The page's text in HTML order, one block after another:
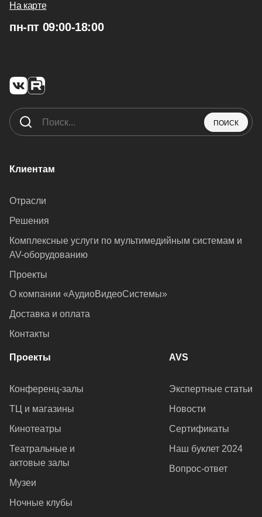
На карте
пн-пт 09:00-18:00
ПОИСК
Клиентам
Отрасли
Решения
Комплексные услуги по мультимедийным системам и
AV-оборудованию
Проекты
О компании «АудиоВидеоСистемы»
Доставка и оплата
Контакты
Проекты
Конференц-залы
ТЦ и магазины
Кинотеатры
Театральные и
актовые залы
Музеи
Ночные клубы
AVS
Экспертные статьи
Новости
Сертификаты
Наш буклет 2024
Вопрос-ответ